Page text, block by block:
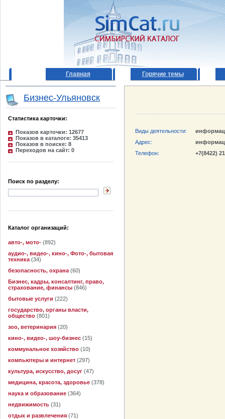
Главная Горячие темы
Бизнес-Ульяновск
Статистика карточки:
Показов карточки: 12677
Показов в каталоге: 35413
Показов в поиске: 8
Переходов на сайт: 0
Поиск по разделу:
Каталог организаций:
авто-, мото- (892)
аудио-, видео-, кино-, Фото-, бытовая
техника (34)
безопасность, охрана (60)
Бизнес, кадры, консалтинг, право,
страхование, финансы (846)
бытовые услуги (222)
государство, органы власти,
общество (801)
зоо, ветеринария (20)
кино-, видео-, шоу-бизнес (15)
коммунальное хозяйство (10)
компьютеры и интернет (297)
культура, искусство, досуг (47)
медицина, красота, здоровье (378)
наука и образование (364)
недвижимость (31)
отдых и развлечения (71)
Виды деятельности:
Адрес:
Телефон:
+7(8422)